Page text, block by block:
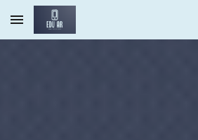
Skip to main content